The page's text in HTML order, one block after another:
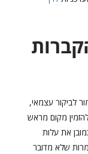
לביקור עצמאי,
מקום מראש
דקות וכולל כמובן את עלות
שלא מדובר